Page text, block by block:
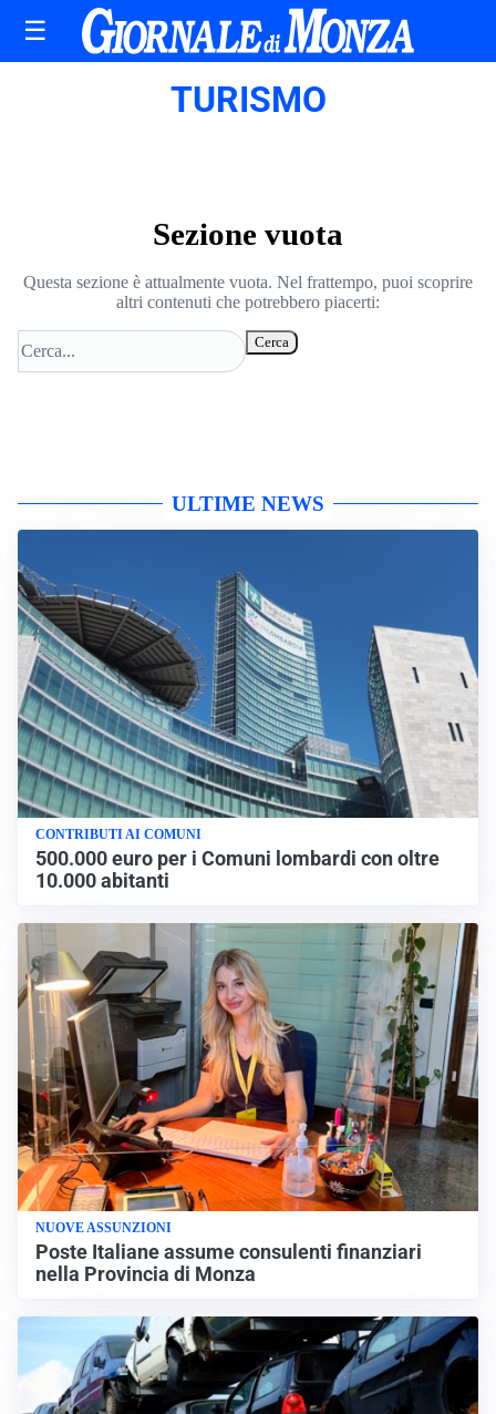
☰
TURISMO
Sezione vuota
Questa sezione è attualmente vuota. Nel frattempo, puoi scoprire
altri contenuti che potrebbero piacerti:
Cerca
ULTIME NEWS
CONTRIBUTI AI COMUNI
500.000 euro per i Comuni lombardi con oltre
10.000 abitanti
NUOVE ASSUNZIONI
Poste Italiane assume consulenti finanziari
nella Provincia di Monza